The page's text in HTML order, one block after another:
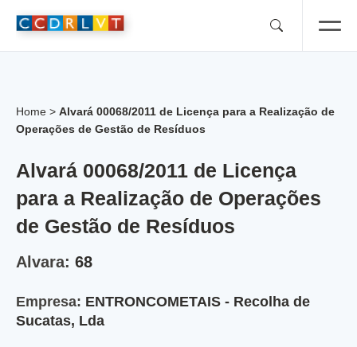
Home > Alvará 00068/2011 de Licença para a Realização de
Operações de Gestão de Resíduos
Alvará 00068/2011 de Licença
para a Realização de Operações
de Gestão de Resíduos
Alvara: 68
Empresa: ENTRONCOMETAIS - Recolha de
Sucatas, Lda